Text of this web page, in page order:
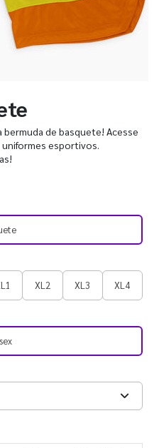
bermuda de basquete! Acesse
uniformes esportivos.
XL2 XL3 XL4